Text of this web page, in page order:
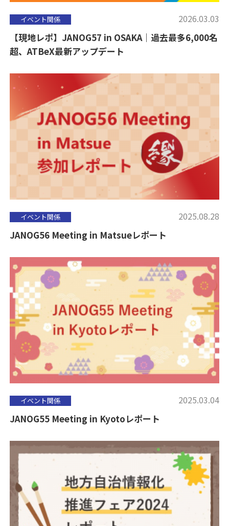
イベント関係 2026.03.03
【現地レポ】JANOG57 in OSAKA｜過去最多6,000名
超、ATBeX最新アップデート
イベント関係 2025.08.28
JANOG56 Meeting in Matsueレポート
イベント関係 2025.03.04
JANOG55 Meeting in Kyotoレポート